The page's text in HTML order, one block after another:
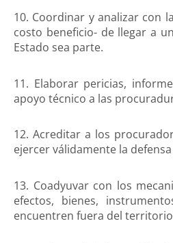
10. Coordinar y analizar con
costo beneficio- de llegar a
Estado sea parte.
11. Elaborar pericias,
apoyo técnico a las
12. Acreditar a los
ejercer válidamente la
13. Coadyuvar con los
efectos, bienes,
encuentren fuera del